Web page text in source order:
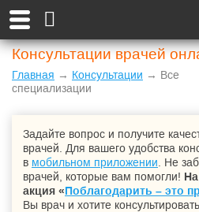
Консультации врачей
Главная → Консультации → Все
специализации
Задайте вопрос и получите
врачей. Для вашего удобства
в мобильном приложении . Не
врачей, которые вам помогли!
акция «Поблагодарить – это
Вы врач и хотите